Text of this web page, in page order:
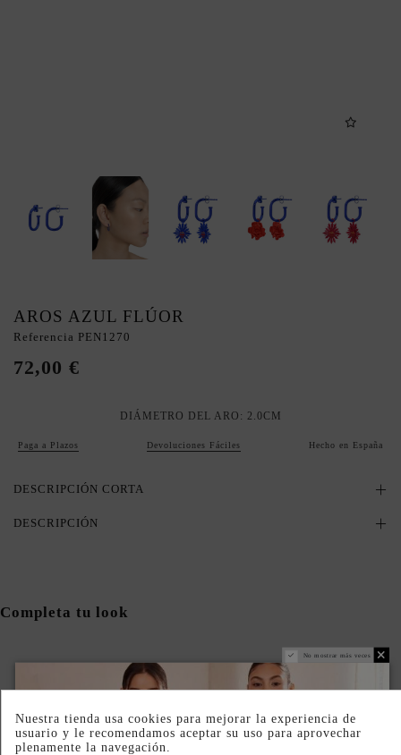
AROS AZUL FLÚOR
Referencia PEN1270
72,00 €
DIÁMETRO DEL ARO: 2.0CM
Paga a Plazos Devoluciones Fáciles Hecho en España
DESCRIPCIÓN CORTA
DESCRIPCIÓN
Completa tu look
No mostrar más veces
Nuestra tienda usa cookies para mejorar la experiencia de
usuario y le recomendamos aceptar su uso para aprovechar
plenamente la navegación.